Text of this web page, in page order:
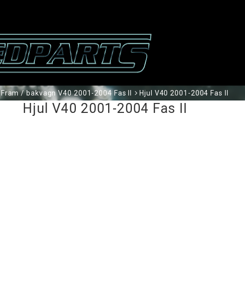
Fram / bakvagn V40 2001-2004 Fas II Hjul V40 2001-2004 Fas II
Hjul V40 2001-2004 Fas II